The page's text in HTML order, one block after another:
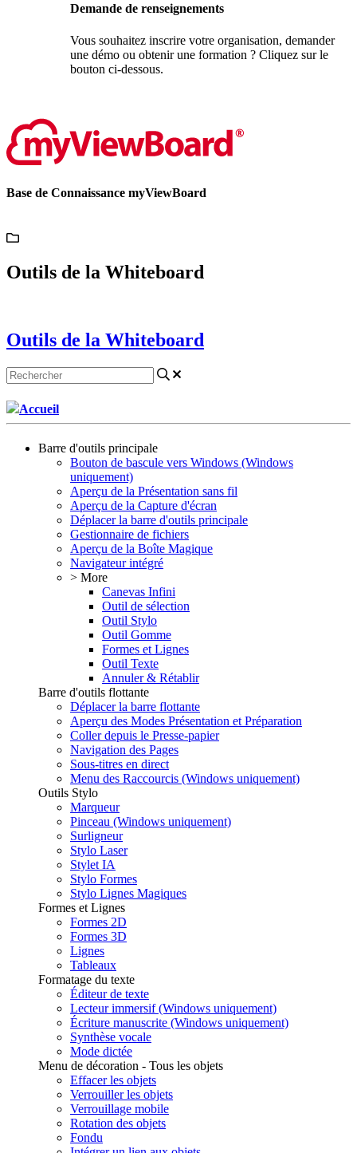
Demande de renseignements
Vous souhaitez inscrire votre organisation, demander
une démo ou obtenir une formation ? Cliquez sur le
bouton ci-dessous.
Base de Connaissance myViewBoard
Outils de la Whiteboard
Outils de la Whiteboard
Accueil
Barre d'outils principale
Bouton de bascule vers Windows (Windows
uniquement)
Aperçu de la Présentation sans fil
Aperçu de la Capture d'écran
Déplacer la barre d'outils principale
Gestionnaire de fichiers
Aperçu de la Boîte Magique
Navigateur intégré
> More
Canevas Infini
Outil de sélection
Outil Stylo
Outil Gomme
Formes et Lignes
Outil Texte
Annuler & Rétablir
Barre d'outils flottante
Déplacer la barre flottante
Aperçu des Modes Présentation et Préparation
Coller depuis le Presse-papier
Navigation des Pages
Sous-titres en direct
Menu des Raccourcis (Windows uniquement)
Outils Stylo
Marqueur
Pinceau (Windows uniquement)
Surligneur
Stylo Laser
Stylet IA
Stylo Formes
Stylo Lignes Magiques
Formes et Lignes
Formes 2D
Formes 3D
Lignes
Tableaux
Formatage du texte
Éditeur de texte
Lecteur immersif (Windows uniquement)
Écriture manuscrite (Windows uniquement)
Synthèse vocale
Mode dictée
Menu de décoration - Tous les objets
Effacer les objets
Verrouiller les objets
Verrouillage mobile
Rotation des objets
Fondu